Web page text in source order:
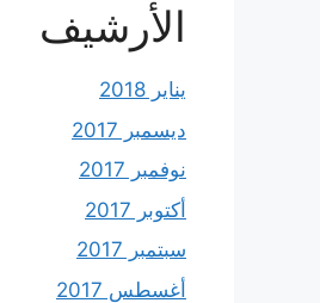
الأرشيف
يناير 2018
ديسمبر 2017
نوفمبر 2017
أكتوبر 2017
سبتمبر 2017
أغسطس 2017